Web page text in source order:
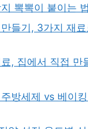
뽁뽁이 붙이는
들기, 3가지 재
, 집에서 직접 만
방세제 vs 베이